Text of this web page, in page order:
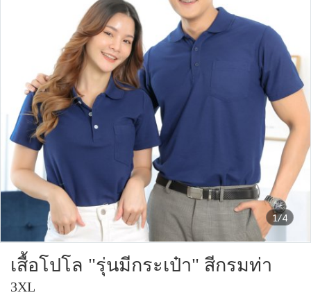
1/4
เสื้อโปโล "รุ่นมีกระเป๋า" สีกรมท่า
3XL